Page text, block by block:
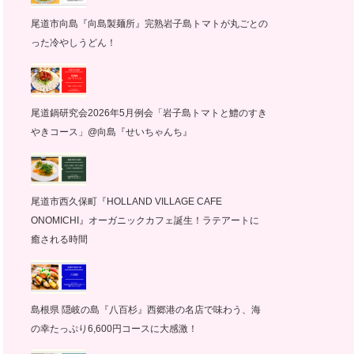
尾道市向島『向島製麺所』完熟岩子島トマトが丸ごとの
った冷やしうどん！
尾道鍋研究会2026年5月例会「岩子島トマトと鱧のすき
やきコース」@向島『せいちゃんち』
尾道市西久保町『HOLLAND VILLAGE CAFE
ONOMICHI』オーガニックカフェ誕生！ラテアートに
癒される時間
島根県 隠岐の島『八百杉』西郷港の名店で味わう、海
の幸たっぷり6,600円コースに大感激！